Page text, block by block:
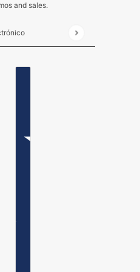
and sales.
por hCaptcha y se aplican